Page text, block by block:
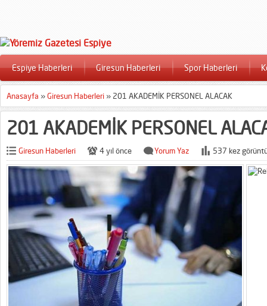
Espiye Haberleri Giresun Haberleri Spor Haberleri
Anasayfa »Giresun Haberleri » 201 AKADEMİK PERSONEL ALACAK
201 AKADEMİK PERSONEL
Giresun Haberleri 4 yıl önce Yorum Yaz 537 kez